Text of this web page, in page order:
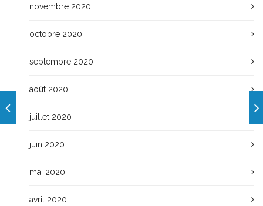
novembre 2020
octobre 2020
septembre 2020
août 2020
juillet 2020
juin 2020
mai 2020
avril 2020